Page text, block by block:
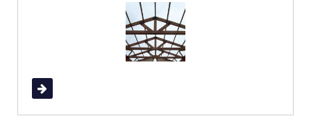
Read More